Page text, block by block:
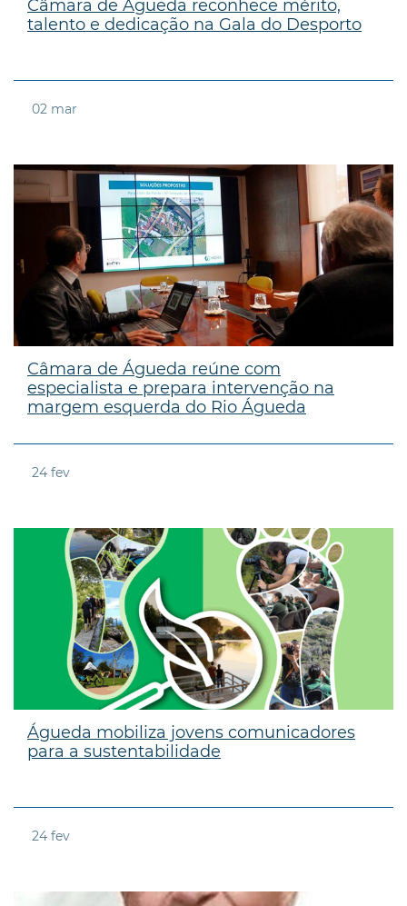
Câmara de Águeda reconhece mérito,
talento e dedicação na Gala do Desporto
02 mar
Câmara de Águeda reúne com
especialista e prepara intervenção na
margem esquerda do Rio Águeda
24 fev
Águeda mobiliza jovens comunicadores
para a sustentabilidade
24 fev